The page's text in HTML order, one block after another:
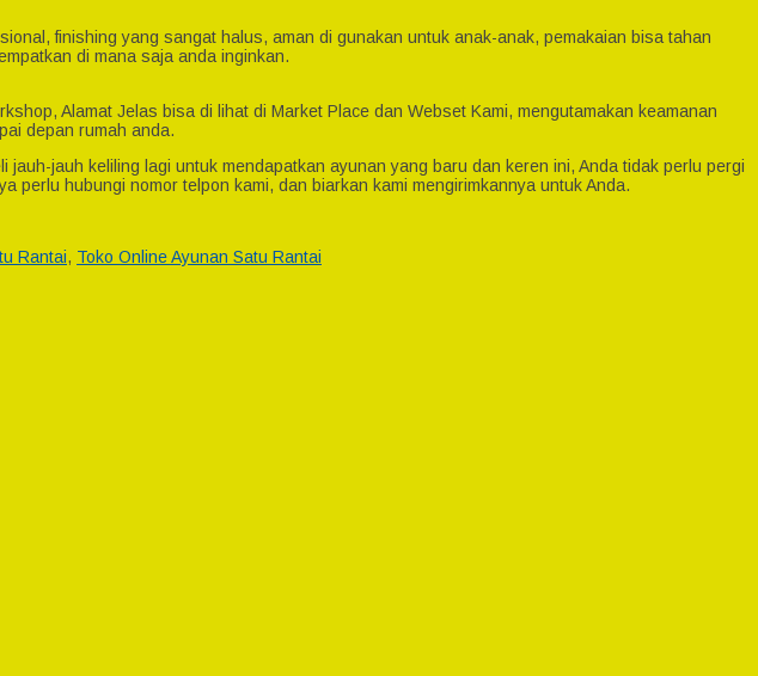
finishing yang sangat halus, aman di gunakan untuk anak-anak, pemakaian bisa tahan
di mana saja anda inginkan.
Alamat Jelas bisa di lihat di Market Place dan Webset Kami, mengutamakan keamanan
depan rumah anda.
jauh keliling lagi untuk mendapatkan ayunan yang baru dan keren ini, Anda tidak perlu pergi
perlu hubungi nomor telpon kami, dan biarkan kami mengirimkannya untuk Anda.
Rantai, Toko Online Ayunan Satu Rantai